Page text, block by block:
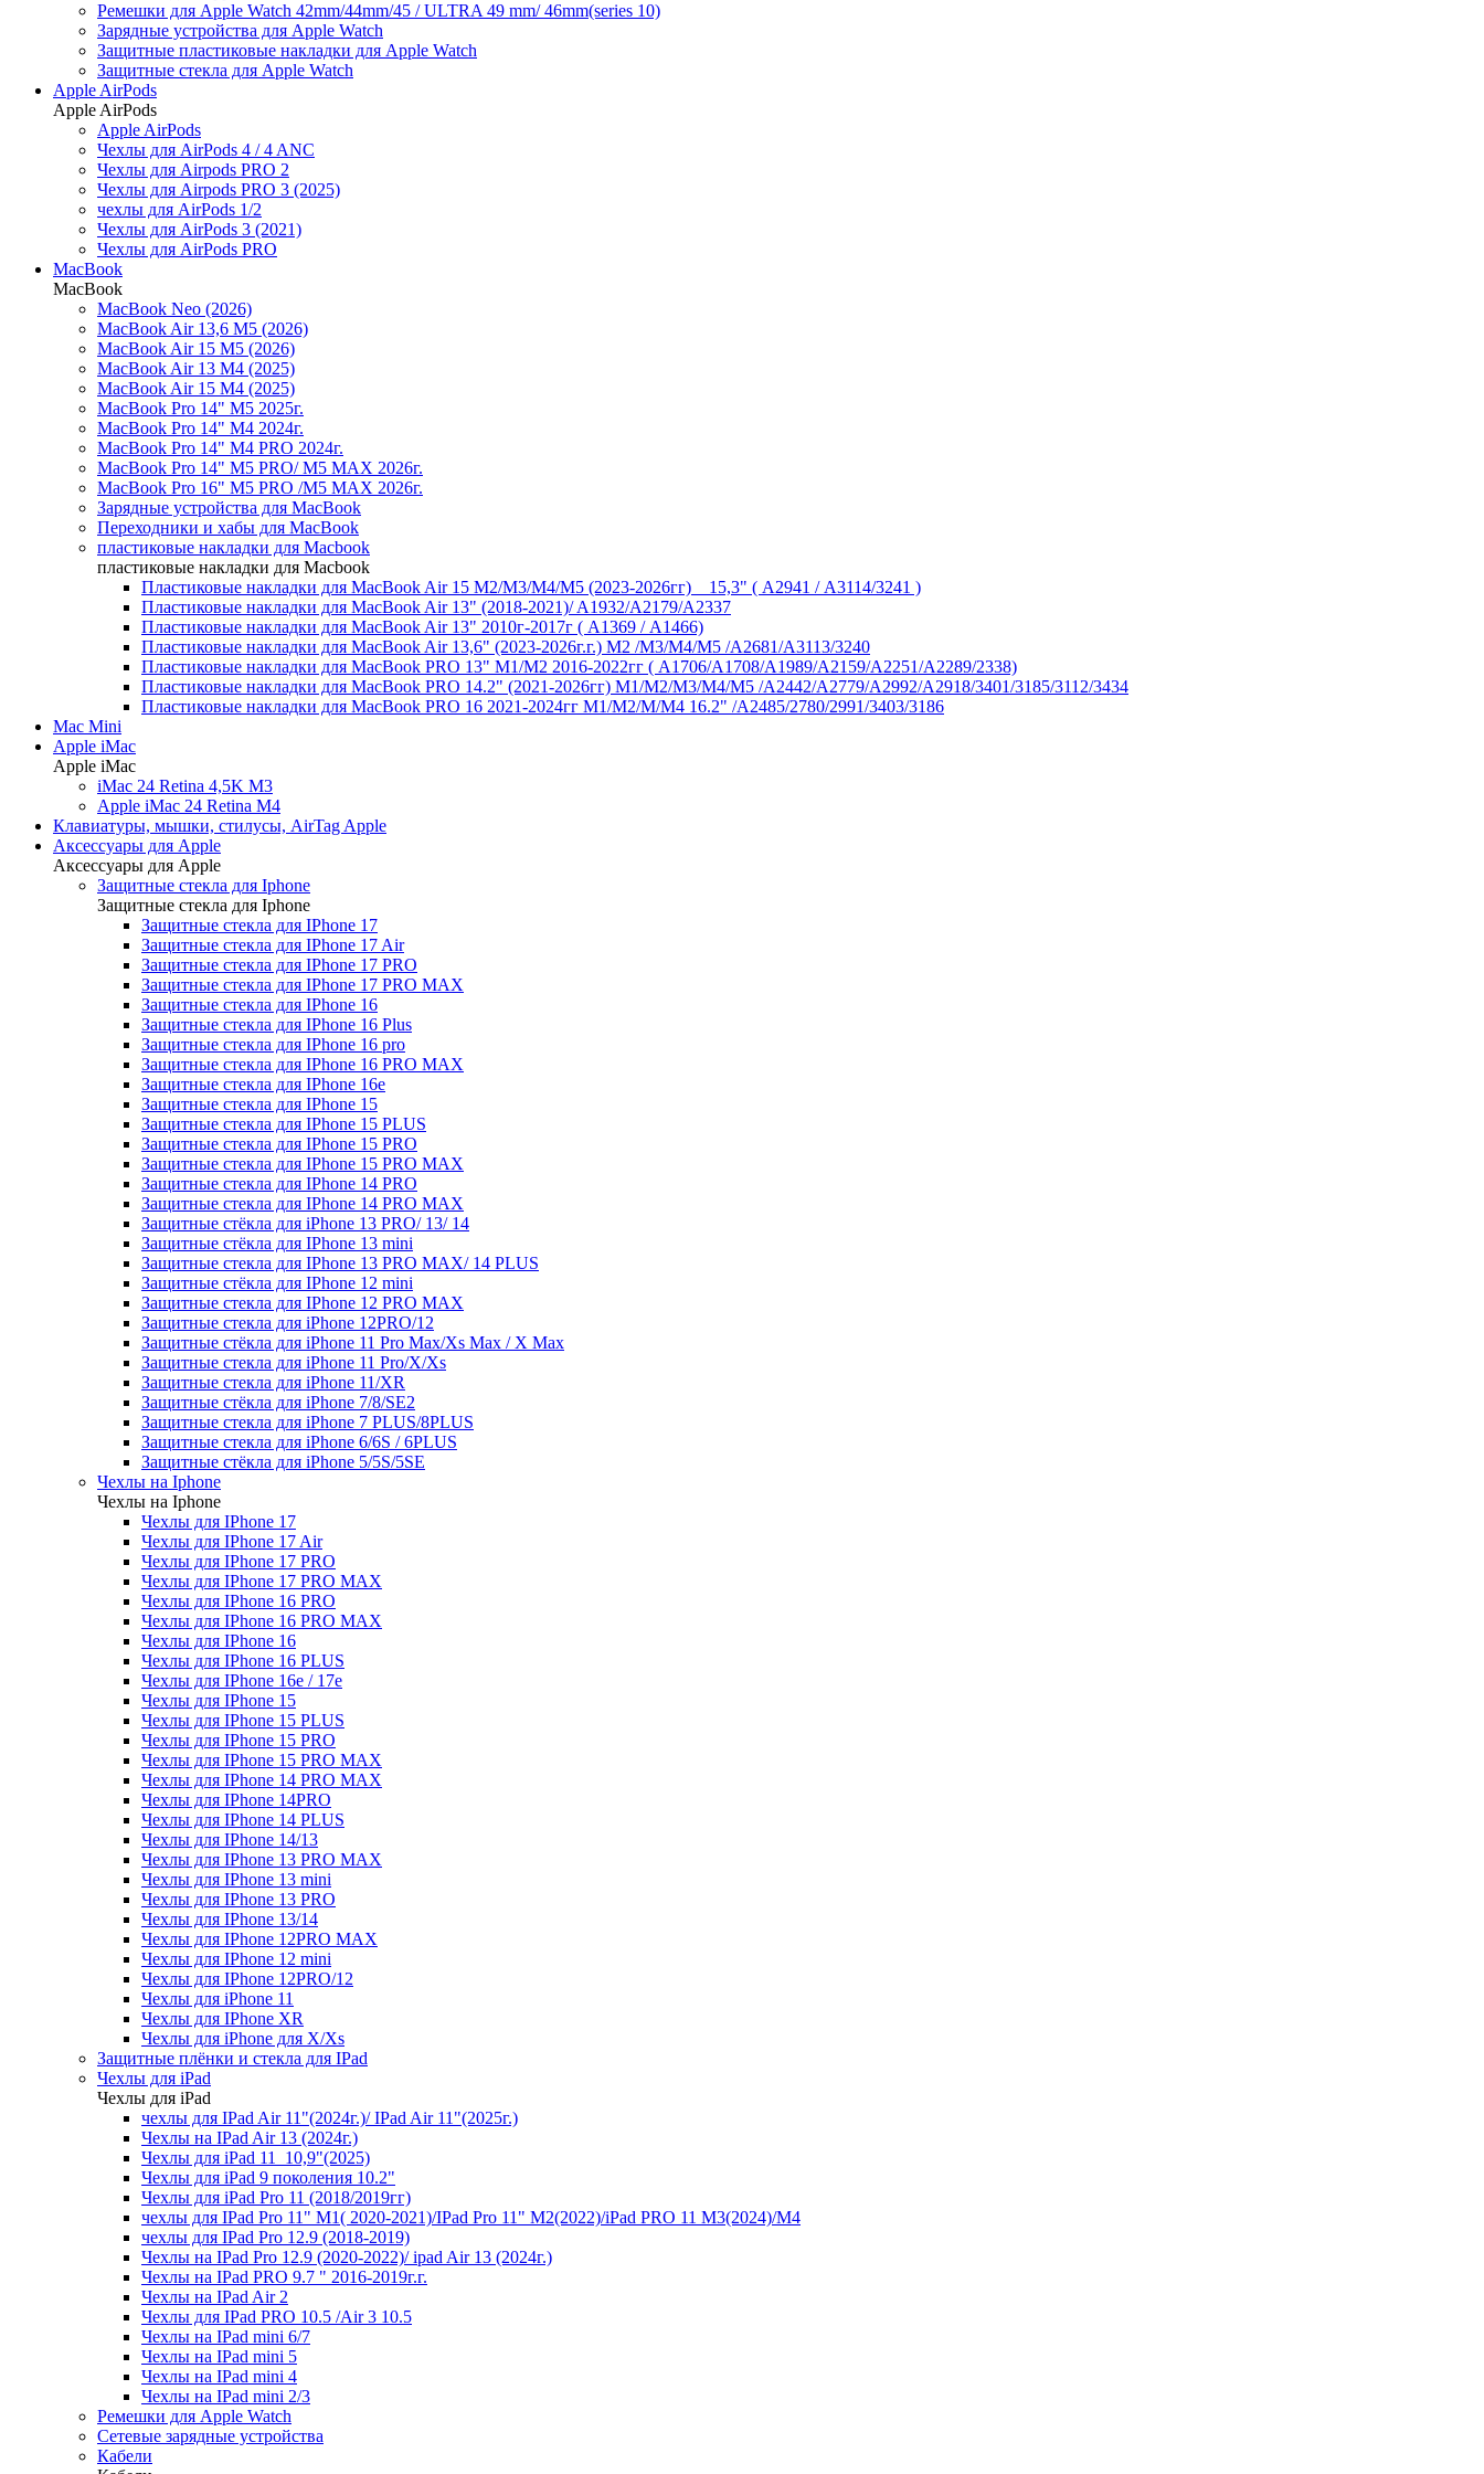
Ремешки для Apple Watch 42mm/44mm/45 / ULTRA 49 mm/ 46mm(series 10)
Зарядные устройства для Apple Watch
Защитные пластиковые накладки для Apple Watch
Защитные стекла для Apple Watch
Apple AirPods
Apple AirPods
Apple AirPods
Чехлы для AirPods 4 / 4 ANC
Чехлы для Airpods PRO 2
Чехлы для Airpods PRO 3 (2025)
чехлы для AirPods 1/2
Чехлы для AirPods 3 (2021)
Чехлы для AirPods PRO
MacBook
MacBook
MacBook Neo (2026)
MacBook Air 13,6 M5 (2026)
MacBook Air 15 M5 (2026)
MacBook Air 13 M4 (2025)
MacBook Air 15 M4 (2025)
MacBook Pro 14" M5 2025г.
MacBook Pro 14" M4 2024г.
MacBook Pro 14" M4 PRO 2024г.
MacBook Pro 14" M5 PRO/ M5 MAX 2026г.
MacBook Pro 16" M5 PRO /M5 MAX 2026г.
Зарядные устройства для MacBook
Переходники и хабы для MacBook
пластиковые накладки для Macbook
пластиковые накладки для Macbook
Пластиковые накладки для MacBook Air 15 M2/M3/M4/M5 (2023-2026гг) _ 15,3" ( А2941 / А3114/3241 )
Пластиковые накладки для MacBook Air 13" (2018-2021)/ A1932/A2179/A2337
Пластиковые накладки для MacBook Air 13" 2010г-2017г ( А1369 / А1466)
Пластиковые накладки для MacBook Air 13,6" (2023-2026г.г.) M2 /M3/M4/M5 /A2681/A3113/3240
Пластиковые накладки для MacBook PRO 13" M1/M2 2016-2022гг ( А1706/A1708/A1989/A2159/A2251/A2289/2338)
Пластиковые накладки для MacBook PRO 14.2" (2021-2026гг) M1/M2/M3/M4/M5 /A2442/A2779/A2992/A2918/3401/3185/3112/3434
Пластиковые накладки для MacBook PRO 16 2021-2024гг M1/M2/M/M4 16.2" /А2485/2780/2991/3403/3186
Mac Mini
Apple iMac
Apple iMac
iMac 24 Retina 4,5K M3
Apple iMac 24 Retina M4
Клавиатуры, мышки, стилусы, AirTag Apple
Аксессуары для Apple
Аксессуары для Apple
Защитные стекла для Iphone
Защитные стекла для Iphone
Защитные стекла для IPhone 17
Защитные стекла для IPhone 17 Air
Защитные стекла для IPhone 17 PRO
Защитные стекла для IPhone 17 PRO MAX
Защитные стекла для IPhone 16
Защитные стекла для IPhone 16 Plus
Защитные стекла для IPhone 16 pro
Защитные стекла для IPhone 16 PRO MAX
Защитные стекла для IPhone 16e
Защитные стекла для IPhone 15
Защитные стекла для IPhone 15 PLUS
Защитные стекла для IPhone 15 PRO
Защитные стекла для IPhone 15 PRO MAX
Защитные стекла для IPhone 14 PRO
Защитные стекла для IPhone 14 PRO MAX
Защитные стёкла для iPhone 13 PRO/ 13/ 14
Защитные стёкла для IPhone 13 mini
Защитные стекла для IPhone 13 PRO MAX/ 14 PLUS
Защитные стёкла для IPhone 12 mini
Защитные стекла для IPhone 12 PRO MAX
Защитные стекла для iPhone 12PRO/12
Защитные стёкла для iPhone 11 Pro Max/Xs Max / X Max
Защитные стекла для iPhone 11 Pro/X/Xs
Защитные стекла для iPhone 11/XR
Защитные стёкла для iPhone 7/8/SE2
Защитные стекла для iPhone 7 PLUS/8PLUS
Защитные стекла для iPhone 6/6S / 6PLUS
Защитные стёкла для iPhone 5/5S/5SE
Чехлы на Iphone
Чехлы на Iphone
Чехлы для IPhone 17
Чехлы для IPhone 17 Air
Чехлы для IPhone 17 PRO
Чехлы для IPhone 17 PRO MAX
Чехлы для IPhone 16 PRO
Чехлы для IPhone 16 PRO MAX
Чехлы для IPhone 16
Чехлы для IPhone 16 PLUS
Чехлы для IPhone 16e / 17e
Чехлы для IPhone 15
Чехлы для IPhone 15 PLUS
Чехлы для IPhone 15 PRO
Чехлы для IPhone 15 PRO MAX
Чехлы для IPhone 14 PRO MAX
Чехлы для IPhone 14PRO
Чехлы для IPhone 14 PLUS
Чехлы для IPhone 14/13
Чехлы для IPhone 13 PRO MAX
Чехлы для IPhone 13 mini
Чехлы для IPhone 13 PRO
Чехлы для IPhone 13/14
Чехлы для IPhone 12PRO MAX
Чехлы для IPhone 12 mini
Чехлы для IPhone 12PRO/12
Чехлы для iPhone 11
Чехлы для IPhone XR
Чехлы для iPhone для X/Xs
Защитные плёнки и стекла для IPad
Чехлы для iPad
Чехлы для iPad
чехлы для IPad Air 11"(2024г.)/ IPad Air 11"(2025г.)
Чехлы на IPad Air 13 (2024г.)
Чехлы для iPad 11_10,9"(2025)
Чехлы для iPad 9 поколения 10.2"
Чехлы для iPad Pro 11 (2018/2019гг)
чехлы для IPad Pro 11" М1( 2020-2021)/IPad Pro 11" М2(2022)/iPad PRO 11 M3(2024)/M4
чехлы для IPad Pro 12.9 (2018-2019)
Чехлы на IPad Pro 12.9 (2020-2022)/ ipad Air 13 (2024г.)
Чехлы на IPad PRO 9.7 " 2016-2019г.г.
Чехлы на IPad Air 2
Чехлы для IPad PRO 10.5 /Air 3 10.5
Чехлы на IPad mini 6/7
Чехлы на IPad mini 5
Чехлы на IPad mini 4
Чехлы на IPad mini 2/3
Ремешки для Apple Watch
Сетевые зарядные устройства
Кабели